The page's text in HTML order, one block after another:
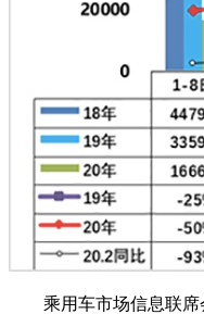
乘用车市场信息联